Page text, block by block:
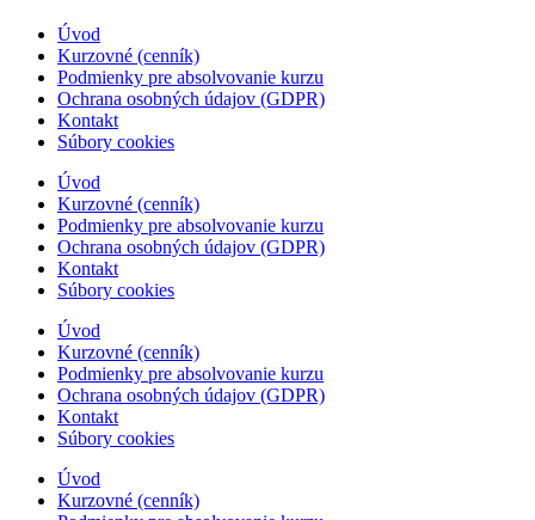
Úvod
Kurzovné (cenník)
Podmienky pre absolvovanie kurzu
Ochrana osobných údajov (GDPR)
Kontakt
Súbory cookies
Úvod
Kurzovné (cenník)
Podmienky pre absolvovanie kurzu
Ochrana osobných údajov (GDPR)
Kontakt
Súbory cookies
Úvod
Kurzovné (cenník)
Podmienky pre absolvovanie kurzu
Ochrana osobných údajov (GDPR)
Kontakt
Súbory cookies
Úvod
Kurzovné (cenník)